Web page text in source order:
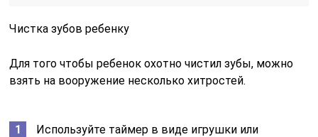
Чистка зубов ребенку
Для того чтобы ребенок охотно чистил зубы, можно
взять на вооружение несколько хитростей.
Используйте таймер в виде игрушки или